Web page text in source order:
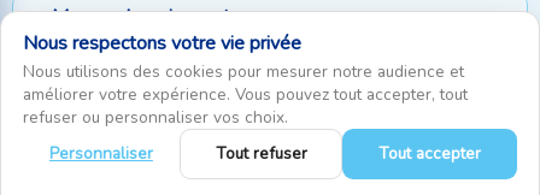
Moyen de paiement
Suivez-nous
RecifAthome © Depuis 2010. Tous droits réservés|Gestion des cookies
Nous respectons votre vie privée
Nous utilisons des cookies pour mesurer notre audience et
améliorer votre expérience. Vous pouvez tout accepter, tout
refuser ou personnaliser vos choix.
Personnaliser
Tout refuser Tout accepter